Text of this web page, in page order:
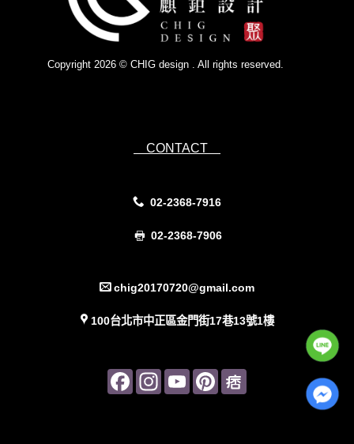
Copyright 2026 © CHIG design . All rights reserved.
CONTACT
02-2368-7916
02-2368-7906
chig20170720@gmail.com
100台北市中正區金門街17巷13號1樓
FacebookInstagramYouTube
Channel
Pinterest